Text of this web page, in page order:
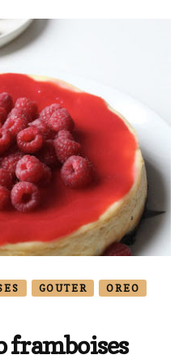
GOUTER
OREO
framboises